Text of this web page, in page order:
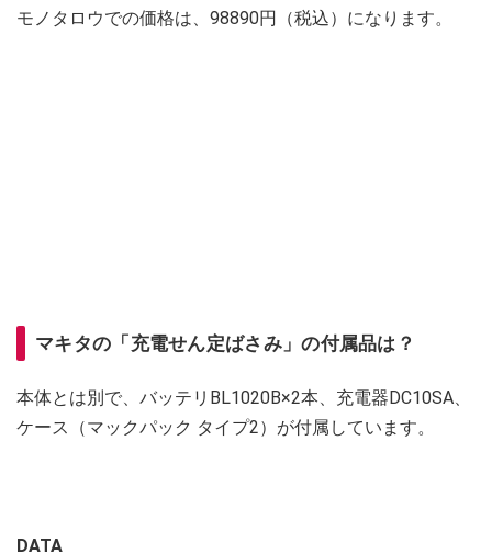
モノタロウでの価格は、98890円（税込）になります。
マキタの「充電せん定ばさみ」の付属品は？
本体とは別で、バッテリBL1020B×2本、充電器DC10SA、
ケース（マックパック タイプ2）が付属しています。
DATA